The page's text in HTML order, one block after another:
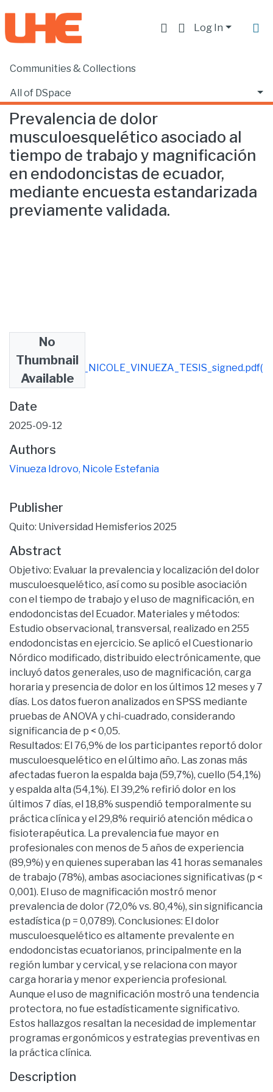
Log In
Communities & Collections
All of DSpace
Statistics
Home
Prevalencia de dolor
musculoesquelético asociado al
tiempo de trabajo y magnificación
en endodoncistas de ecuador,
mediante encuesta estandarizada
previamente validada.
No
Thumbnail
Available
FORMATO_APA_NICOLE_VINUEZA_TESIS_signed.pdf(
548.39 KB)
Date
2025-09-12
Authors
Vinueza Idrovo, Nicole Estefania
Publisher
Quito: Universidad Hemisferios 2025
Abstract
Objetivo: Evaluar la prevalencia y localización del dolor
musculoesquelético, así como su posible asociación
con el tiempo de trabajo y el uso de magnificación, en
endodoncistas del Ecuador. Materiales y métodos:
Estudio observacional, transversal, realizado en 255
endodoncistas en ejercicio. Se aplicó el Cuestionario
Nórdico modificado, distribuido electrónicamente, que
incluyó datos generales, uso de magnificación, carga
horaria y presencia de dolor en los últimos 12 meses y 7
días. Los datos fueron analizados en SPSS mediante
pruebas de ANOVA y chi-cuadrado, considerando
significancia de p < 0,05.
Resultados: El 76,9% de los participantes reportó dolor
musculoesquelético en el último año. Las zonas más
afectadas fueron la espalda baja (59,7%), cuello (54,1%)
y espalda alta (54,1%). El 39,2% refirió dolor en los
últimos 7 días, el 18,8% suspendió temporalmente su
práctica clínica y el 29,8% requirió atención médica o
fisioterapéutica. La prevalencia fue mayor en
profesionales con menos de 5 años de experiencia
(89,9%) y en quienes superaban las 41 horas semanales
de trabajo (78%), ambas asociaciones significativas (p <
0,001). El uso de magnificación mostró menor
prevalencia de dolor (72,0% vs. 80,4%), sin significancia
estadística (p = 0,0789). Conclusiones: El dolor
musculoesquelético es altamente prevalente en
endodoncistas ecuatorianos, principalmente en la
región lumbar y cervical, y se relaciona con mayor
carga horaria y menor experiencia profesional.
Aunque el uso de magnificación mostró una tendencia
protectora, no fue estadísticamente significativo.
Estos hallazgos resaltan la necesidad de implementar
programas ergonómicos y estrategias preventivas en
la práctica clínica.
Description